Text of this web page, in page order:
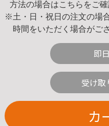
方法の場合はこちら をご確
※土・日・祝日の注文の場
時間をいただく場合がご
即
受け取
カ